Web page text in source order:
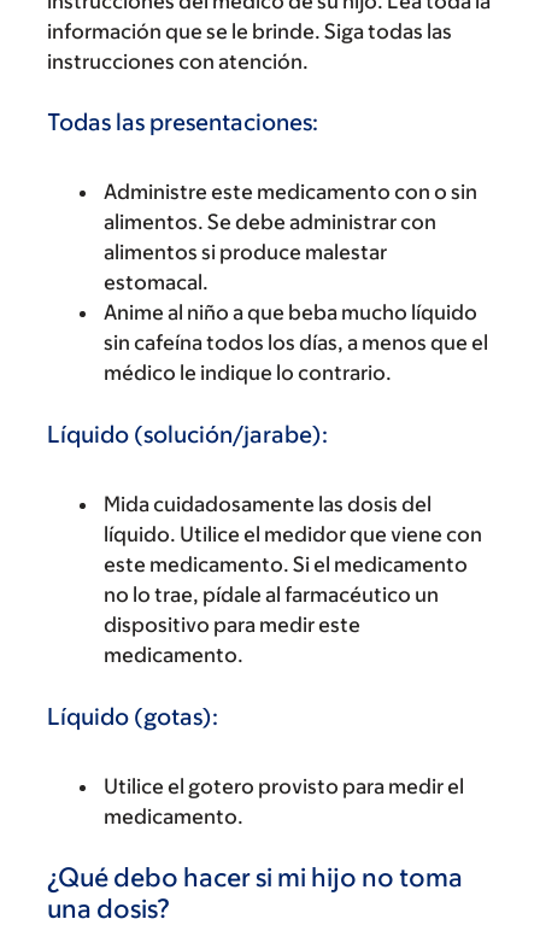
información que se le brinde. Siga todas las
instrucciones con atención.
Todas las presentaciones:
Administre este medicamento con o sin
alimentos. Se debe administrar con
alimentos si produce malestar
estomacal.
Anime al niño a que beba mucho líquido
sin cafeína todos los días, a menos que el
médico le indique lo contrario.
Líquido (solución/jarabe):
Mida cuidadosamente las dosis del
líquido. Utilice el medidor que viene con
este medicamento. Si el medicamento
no lo trae, pídale al farmacéutico un
dispositivo para medir este
medicamento.
Líquido (gotas):
Utilice el gotero provisto para medir el
medicamento.
¿Qué debo hacer si mi hijo no toma
una dosis?